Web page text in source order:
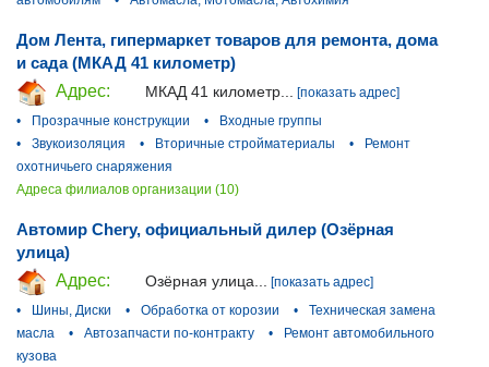
Дом Лента, гипермаркет товаров для ремонта, дома
и сада (МКАД 41 километр)
Адрес:
МКАД 41 километр...
[показать адрес]
•
Прозрачные конструкции •
Входные группы
•
Звукоизоляция • Вторичные стройматериалы •
Ремонт
охотничьего снаряжения
Адреса филиалов организации (10)
Автомир Chery, официальный дилер (Озёрная
улица)
Адрес:
Озёрная улица...
[показать адрес]
•
Шины, Диски • Обработка от корозии •
Техническая замена
масла
• Автозапчасти по-контракту •
Ремонт автомобильного
кузова